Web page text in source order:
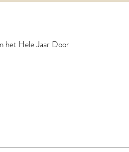
het Hele Jaar Door